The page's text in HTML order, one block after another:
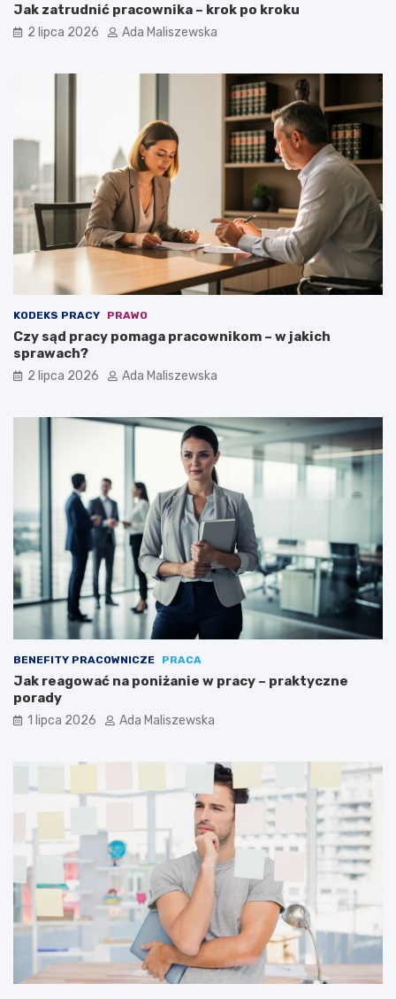
Jak zatrudnić pracownika – krok po kroku
2 lipca 2026 Ada Maliszewska
KODEKS PRACY PRAWO
Czy sąd pracy pomaga pracownikom – w jakich
sprawach?
2 lipca 2026 Ada Maliszewska
BENEFITY PRACOWNICZE PRACA
Jak reagować na poniżanie w pracy – praktyczne
porady
1 lipca 2026 Ada Maliszewska